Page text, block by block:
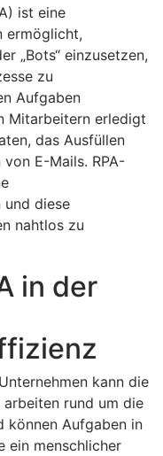
ist eine
ermöglicht,
„Bots“ einzusetzen,
zu
Aufgaben
Mitarbeitern erledigt
das Ausfüllen
E-Mails. RPA-
und diese
nahtlos zu
in der
kann die
rund um die
können Aufgaben in
ein menschlicher